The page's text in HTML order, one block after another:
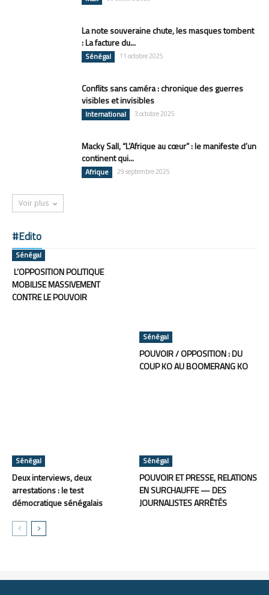
La note souveraine chute, les masques tombent
: La facture du...
Sénégal 11 octobre 2025
Conflits sans caméra : chronique des guerres
visibles et invisibles
International 3 octobre 2025
Macky Sall, “L’Afrique au cœur” : le manifeste d’un
continent qui...
Afrique 29 septembre 2025
Voir plus
#Edito
Sénégal
L’OPPOSITION POLITIQUE
MOBILISE MASSIVEMENT
CONTRE LE POUVOIR
Sénégal
POUVOIR / OPPOSITION : DU
COUP KO AU BOOMERANG KO
Sénégal
Deux interviews, deux
arrestations : le test
démocratique sénégalais
Sénégal
POUVOIR ET PRESSE, RELATIONS
EN SURCHAUFFE — DES
JOURNALISTES ARRÊTÉS